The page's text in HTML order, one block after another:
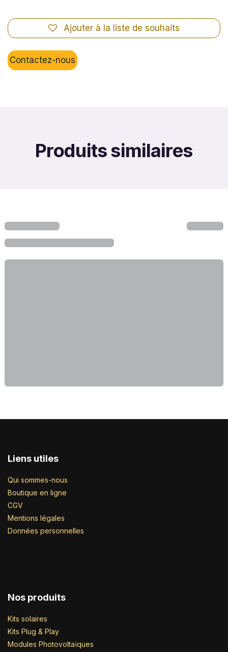
Ajouter à la liste de souhaits
Contactez-nous
Produits similaires
Liens utiles
Qui sommes-nous
Boutique en ligne
CGV
Mentions légales
Données personnelles
Nos produits
Kits solaires
Kits Plug & Play
Modules Photovoltaïques